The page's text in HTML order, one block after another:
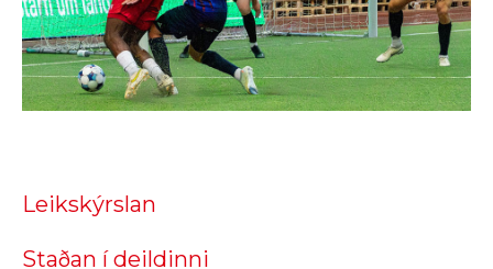
Leikskýrslan
Staðan í deildinni